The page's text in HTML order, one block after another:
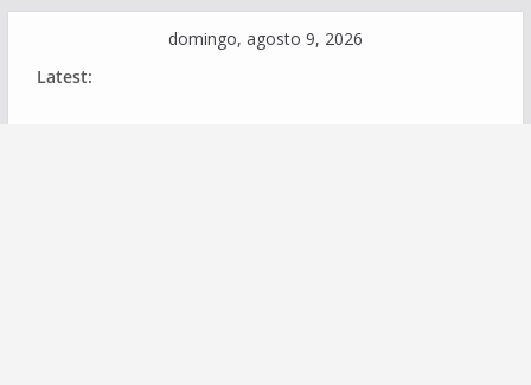
domingo, agosto 9, 2026
Latest: